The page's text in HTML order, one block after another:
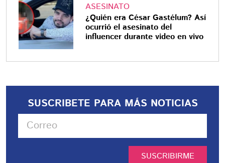
ASESINATO
¿Quién era César Gastélum? Así
ocurrió el asesinato del
influencer durante video en vivo
SUSCRIBETE PARA MÁS NOTICIAS
SUSCRIBIRME